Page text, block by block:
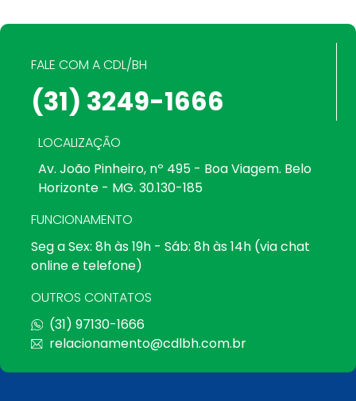
FALE COM A CDL/BH
(31) 3249-1666
LOCALIZAÇÃO
Av. João Pinheiro, nº 495 - Boa Viagem. Belo
Horizonte - MG. 30.130-185
FUNCIONAMENTO
Seg a Sex: 8h às 19h - Sáb: 8h às 14h (via chat
online e telefone)
OUTROS CONTATOS
(31) 97130-1666
relacionamento@cdlbh.com.br